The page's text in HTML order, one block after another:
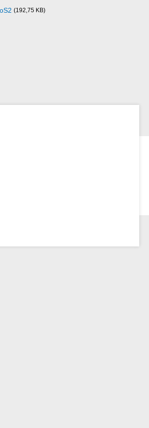
(192,75 KB)